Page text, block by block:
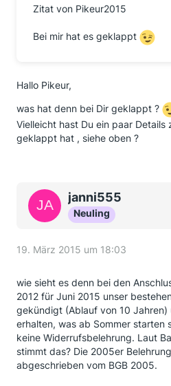
Zitat von Pikeur2015
Bei mir hat es geklappt
Hallo Pikeur,
was hat denn bei Dir geklappt ?
Vielleicht hast Du ein paar Details
geklappt hat , siehe oben ?
janni555
Neuling
19. März 2015 um 18:03
wie sieht es denn bei den
2012 für Juni 2015 unser
gekündigt (Ablauf von 10 Jahren)
erhalten, was ab Sommer starten
keine Widerrufsbelehrung. Laut
stimmt das? Die 2005er
abgeschrieben vom BGB 2005.